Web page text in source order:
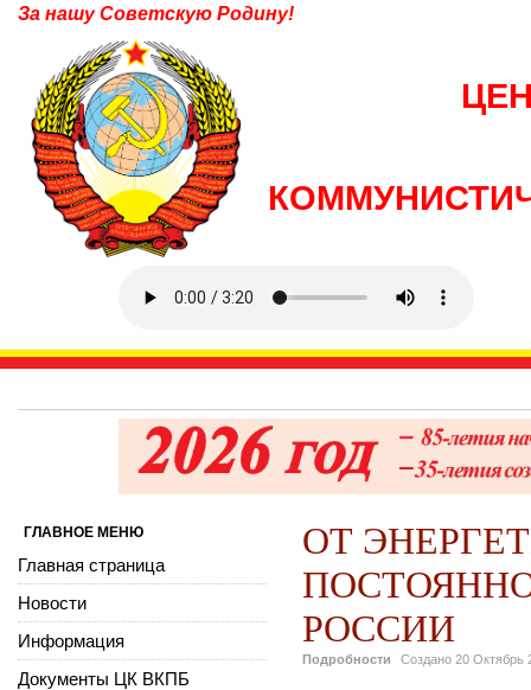
За нашу Советскую Родину!
ОТ
РОССИИ
Подробности Создано 20 Октябрь
ГЛАВНОЕ МЕНЮ
Главная страница
Новости
Информация
Документы ЦК ВКПБ